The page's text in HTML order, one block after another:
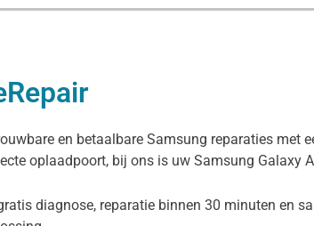
en betaalbare Samsung reparaties met
oplaadpoort, bij ons is uw Samsung Galaxy
diagnose, reparatie binnen 30 minuten en